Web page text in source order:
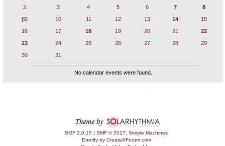
2
3 4 5 6 7
8
[9]
10 11 12 13 14
15
16
17 18 19 20 21
22
23
24 25 26 27 28
29
30
31
No calendar events were found.
SMF 2.0.15 | SMF © 2017
Simple Machines
Enotify by CreateAForum.com